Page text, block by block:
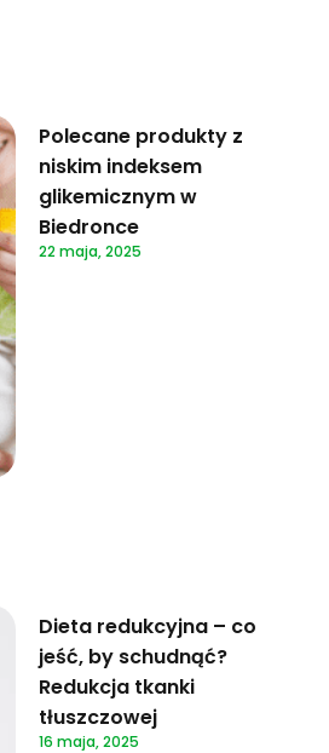
Polecane produkty z
niskim indeksem
glikemicznym w
Biedronce
22 maja, 2025
Dieta redukcyjna – co
jeść, by schudnąć?
Redukcja tkanki
tłuszczowej
16 maja, 2025